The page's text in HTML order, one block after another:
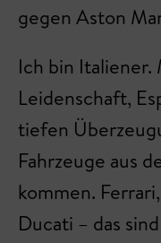
gegen Aston
Ich bin Italiener.
Leidenschaft,
tiefen
Fahrzeuge aus
kommen.
Ducati – das